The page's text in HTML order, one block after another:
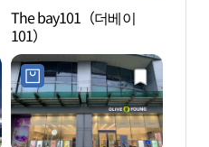
The bay101（더베이
101）